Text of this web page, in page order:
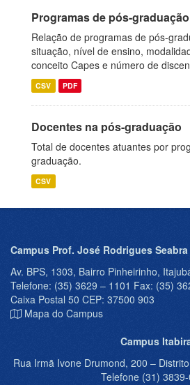
Programas de pós-graduação
Relação de programas de pós-
situação, nível de ensino,
conceito Capes e número de
CSV PDF
Docentes na pós-graduação
Total de docentes atuantes por
graduação.
CSV
Campus Prof. José Rodrigues Seabra
Av. BPS, 1303, Bairro Pinheirinho,
Telefone: (35) 3629 – 1101 Fax: (35)
Caixa Postal 50 CEP: 37500 903
Mapa do Campus
Campus
Rua Irmã Ivone Drumond, 200 –
Telefone (31)